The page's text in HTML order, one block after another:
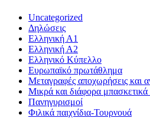
Uncategorized
Δηλώσεις
Ελληνική Α1
Ελληνική Α2
Ελληνικό Κύπελλο
Ευρωπαϊκό πρωτάθλημα
Μεταγραφές αποχωρήσεις και
Μικρά και διάφορα μπασκετικά
Πανηγυρισμοί
Φιλικά παιχνίδια-Τουρνουά